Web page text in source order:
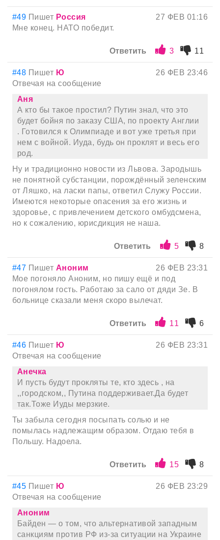
#49 Пишет Россия
27 ФЕВ 01:16
Мне конец. НАТО победит.
Ответить 3 11
#48 Пишет Ю
26 ФЕВ 23:46
Отвечая на сообщение
Аня
А кто бы такое простил? Путин знал, что это
будет бойня по заказу США, по проекту Англии
. Готовился к Олимпиаде и вот уже третья при
нем с войной. Иуда, будь он проклят и весь его
род.
Ну и традиционно новости из Львова. Зародышь
не понятной субстанции, порождённый зеленским
от Ляшко, на ласки папы, ответил Служу России.
Имеются некоторые опасения за его жизнь и
здоровье, с привлечением детского омбудсмена,
но к сожалению, юрисдикция не наша.
Ответить 5 8
#47 Пишет Аноним
26 ФЕВ 23:31
Мое погоняло Аноним, но пишу ещё и под
погонялом гость. Работаю за сало от дяди Зе. В
больнице сказали меня скоро вылечат.
Ответить 11 6
#46 Пишет Ю
26 ФЕВ 23:31
Отвечая на сообщение
Анечка
И пусть будут прокляты те, кто здесь , на
,,городском,, Путина поддерживает.Да будет
так.Тоже Иуды мерзкие.
Ты забыла сегодня посыпать солью и не
помылась надлежащим образом. Отдаю тебя в
Польшу. Надоела.
Ответить 15 8
#45 Пишет Ю
26 ФЕВ 23:29
Отвечая на сообщение
Аноним
Байден — о том, что альтернативой западным
санкциям против РФ из-за ситуации на Украине